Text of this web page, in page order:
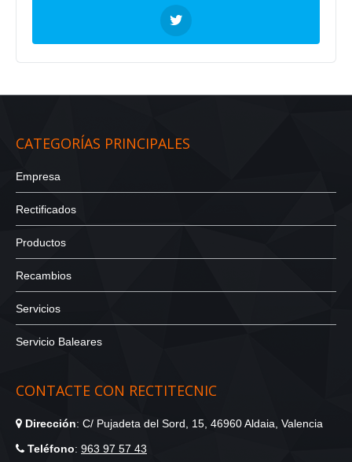
CATEGORÍAS PRINCIPALES
Empresa
Rectificados
Productos
Recambios
Servicios
Servicio Baleares
CONTACTE CON RECTITECNIC
Dirección: C/ Pujadeta del Sord, 15, 46960 Aldaia, Valencia
Teléfono: 963 97 57 43